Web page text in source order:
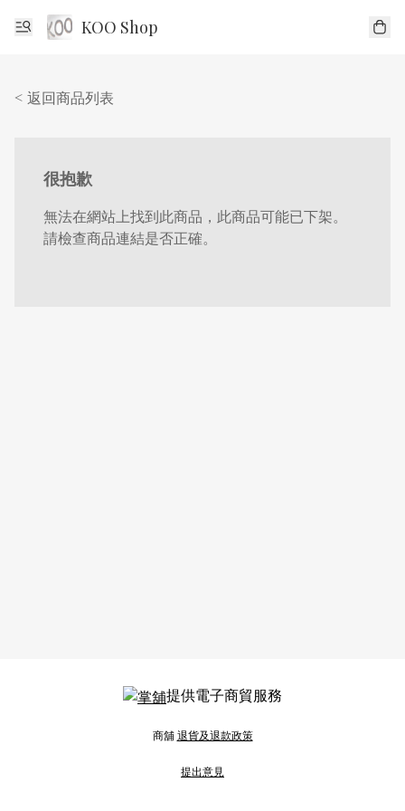
KOO Shop
< 返回商品列表
很抱歉
無法在網站上找到此商品，此商品可能已下架。
請檢查商品連結是否正確。
提供電子商貿服務
商舖退貨及退款政策
提出意見